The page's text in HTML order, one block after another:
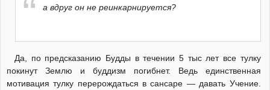
а вдруг он не реинкарнируется?
Да, по предсказанию Будды в течении 5 тыс лет все тулку
покинут Землю и буддизм погибнет. Ведь единственная
мотивация тулку перерождаться в сансаре — давать Учение.